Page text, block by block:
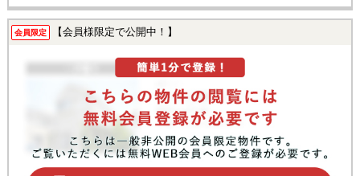
会員限定 【会員様限定で公開中！】